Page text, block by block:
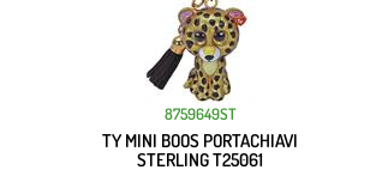
8759649ST
TY MINI BOOS PORTACHIAVI
STERLING T25061